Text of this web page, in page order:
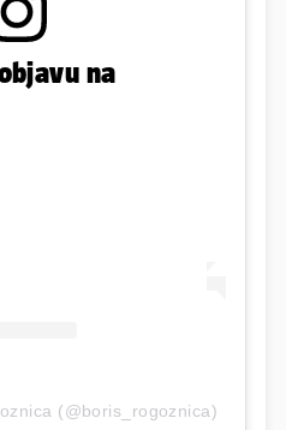
na
(@boris_rogoznica)